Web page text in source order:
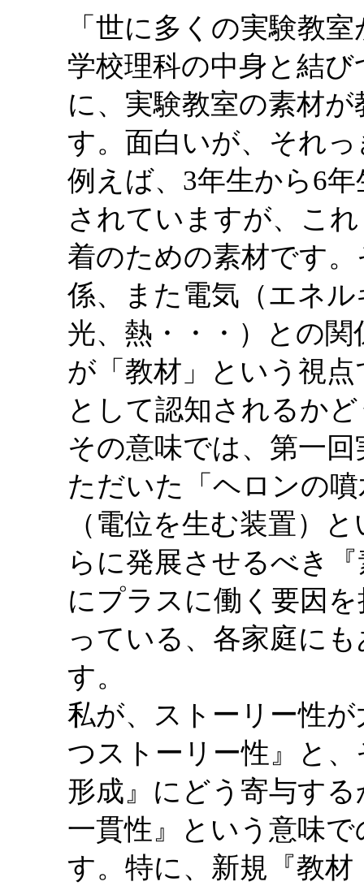
「世に多くの実験教
学校理科の中身と結
に、実験教室の素材
す。面白いが、それ
例えば、3年生から6
されていますが、こ
着のための素材です
係、また電気（エネ
光、熱・・・）との
が「教材」という視
として認知されるか
その意味では、第一
ただいた「ヘロンの
（電位を生む装置）
らに発展させるべき
にプラスに働く要因
っている、各家庭に
す。
私が、ストーリー性
つストーリー性』と
形成』にどう寄与す
一貫性』という意味
す。特に、新規『教